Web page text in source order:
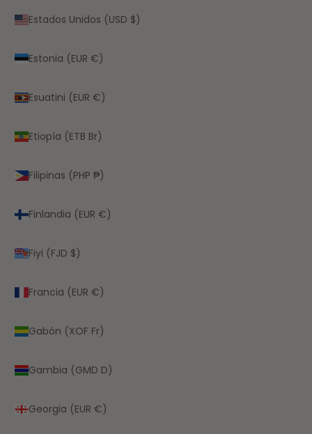
Estados Unidos (USD $)
Estonia (EUR €)
Esuatini (EUR €)
Etiopía (ETB Br)
Filipinas (PHP ₱)
Finlandia (EUR €)
Fiyi (FJD $)
Francia (EUR €)
Gabón (XOF Fr)
Gambia (GMD D)
Georgia (EUR €)